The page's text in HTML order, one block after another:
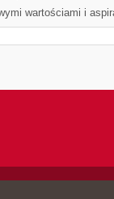
wartościami i